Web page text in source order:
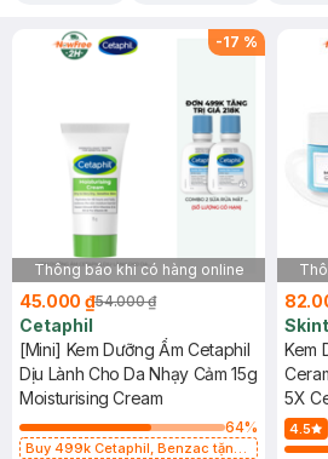
-17 %
Thông báo khi có hàng online
45.000 ₫54.000 ₫
Cetaphil
[Mini] Kem Dưỡng Ẩm Cetaphil
Dịu Lành Cho Da Nhạy Cảm 15g
Moisturising Cream
64%
Buy 499k Cetaphil, Benzac tặng
Kem
Da
5X
4.5